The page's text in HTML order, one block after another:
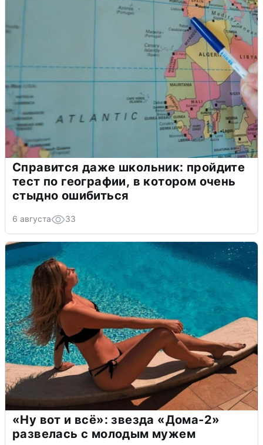
Справится даже школьник: пройдите
тест по географии, в котором очень
стыдно ошибиться
6 августа 33
«Ну вот и всё»: звезда «Дома-2»
развелась с молодым мужем